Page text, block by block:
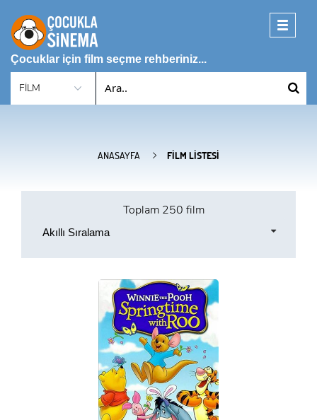
Toggle
Çocuklar için film seçme rehberiniz...
ANASAYFA FILM LISTESI
Toplam 250 film
Akıllı Sıralama